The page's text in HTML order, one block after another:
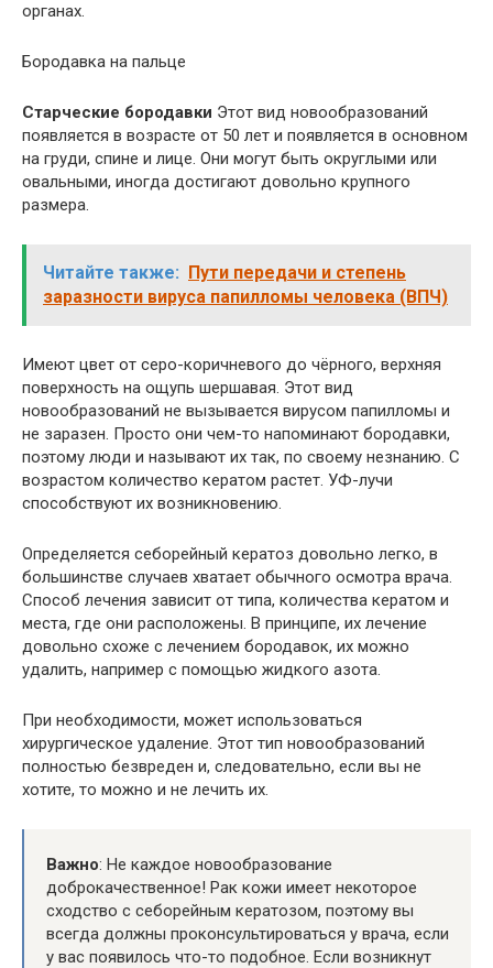
органах.
Бородавка на пальце
Старческие бородавки Этот вид новообразований
появляется в возрасте от 50 лет и появляется в основном
на груди, спине и лице. Они могут быть округлыми или
овальными, иногда достигают довольно крупного
размера.
Читайте также: Пути передачи и степень
заразности вируса папилломы человека (ВПЧ)
Имеют цвет от серо-коричневого до чёрного, верхняя
поверхность на ощупь шершавая. Этот вид
новообразований не вызывается вирусом папилломы и
не заразен. Просто они чем-то напоминают бородавки,
поэтому люди и называют их так, по своему незнанию. С
возрастом количество кератом растет. УФ-лучи
способствуют их возникновению.
Определяется себорейный кератоз довольно легко, в
большинстве случаев хватает обычного осмотра врача.
Способ лечения зависит от типа, количества кератом и
места, где они расположены. В принципе, их лечение
довольно схоже с лечением бородавок, их можно
удалить, например с помощью жидкого азота.
При необходимости, может использоваться
хирургическое удаление. Этот тип новообразований
полностью безвреден и, следовательно, если вы не
хотите, то можно и не лечить их.
Важно: Не каждое новообразование
доброкачественное! Рак кожи имеет некоторое
сходство с себорейным кератозом, поэтому вы
всегда должны проконсультироваться у врача, если
у вас появилось что-то подобное. Если возникнут